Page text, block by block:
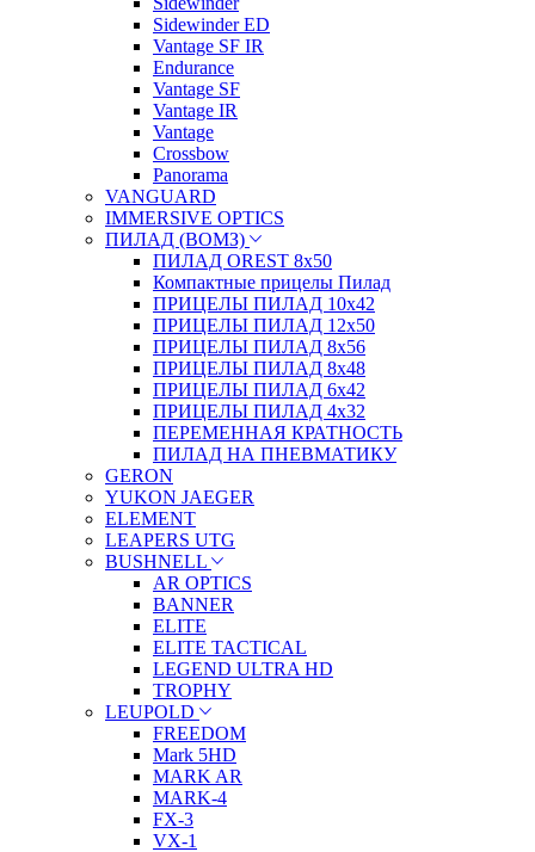
Sidewinder ED
Vantage SF IR
Endurance
Vantage SF
Vantage IR
Vantage
Crossbow
Panorama
VANGUARD
IMMERSIVE OPTICS
ПИЛАД (ВОМЗ)
ПИЛАД OREST 8х50
Компактные прицелы Пилад
ПРИЦЕЛЫ ПИЛАД 10х42
ПРИЦЕЛЫ ПИЛАД 12х50
ПРИЦЕЛЫ ПИЛАД 8х56
ПРИЦЕЛЫ ПИЛАД 8х48
ПРИЦЕЛЫ ПИЛАД 6х42
ПРИЦЕЛЫ ПИЛАД 4х32
ПЕРЕМЕННАЯ КРАТНОСТЬ
ПИЛАД НА ПНЕВМАТИКУ
GERON
YUKON JAEGER
ELEMENT
LEAPERS UTG
BUSHNELL
AR OPTICS
BANNER
ELITE
ELITE TACTICAL
LEGEND ULTRA HD
TROPHY
LEUPOLD
FREEDOM
Mark 5HD
MARK AR
MARK-4
FX-3
VX-1